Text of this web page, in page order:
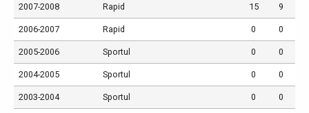
2007-2008 Rapid 15 9
2006-2007 Rapid 0 0
2005-2006 Sportul 0 0
2004-2005 Sportul 0 0
2003-2004 Sportul 0 0